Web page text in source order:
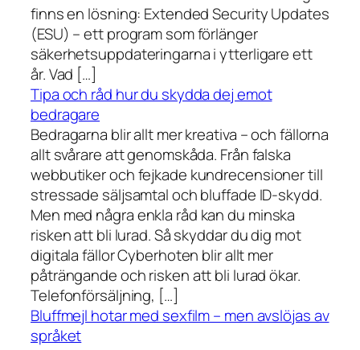
finns en lösning: Extended Security Updates
(ESU) – ett program som förlänger
säkerhetsuppdateringarna i ytterligare ett
år. Vad […]
Tipa och råd hur du skydda dej emot
bedragare
Bedragarna blir allt mer kreativa – och fällorna
allt svårare att genomskåda. Från falska
webbutiker och fejkade kundrecensioner till
stressade säljsamtal och bluffade ID-skydd.
Men med några enkla råd kan du minska
risken att bli lurad. Så skyddar du dig mot
digitala fällor Cyberhoten blir allt mer
påträngande och risken att bli lurad ökar.
Telefonförsäljning, […]
Bluffmejl hotar med sexfilm – men avslöjas av
språket